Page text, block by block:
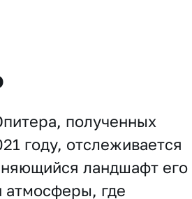
полученных
году, отслеживается
ландшафт его
атмосферы, где